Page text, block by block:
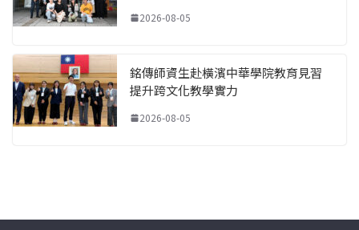
2026-08-05
銘傳師資生赴橫濱中華學院教育見習
提升跨文化教學實力
2026-08-05